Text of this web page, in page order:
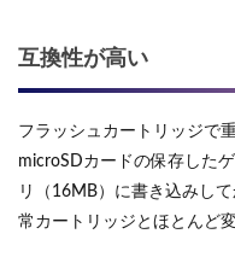
互換性が高い
フラッシュカートリッジで
microSDカードの保存した
リ（16MB）に書き込みし
常カートリッジとほとんど